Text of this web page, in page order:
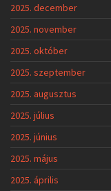
2025. december
2025. november
2025. október
2025. szeptember
2025. augusztus
2025. július
2025. június
2025. május
2025. április